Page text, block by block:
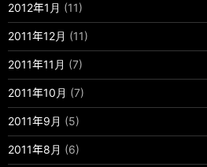
2012年1月 (11)
2011年12月 (11)
2011年11月 (7)
2011年10月 (7)
2011年9月 (5)
2011年8月 (6)